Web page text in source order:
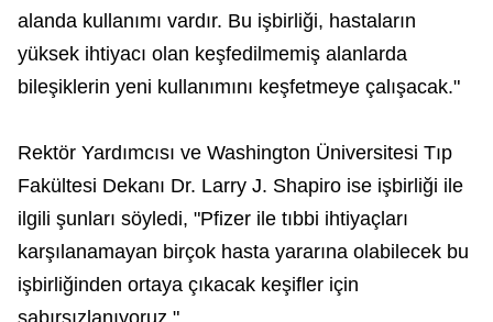
alanda kullanımı vardır. Bu işbirliği, hastaların
yüksek ihtiyacı olan keşfedilmemiş alanlarda
bileşiklerin yeni kullanımını keşfetmeye çalışacak."
Rektör Yardımcısı ve Washington Üniversitesi Tıp
Fakültesi Dekanı Dr. Larry J. Shapiro ise işbirliği ile
ilgili şunları söyledi, "Pfizer ile tıbbi ihtiyaçları
karşılanamayan birçok hasta yararına olabilecek bu
işbirliğinden ortaya çıkacak keşifler için
sabırsızlanıyoruz."